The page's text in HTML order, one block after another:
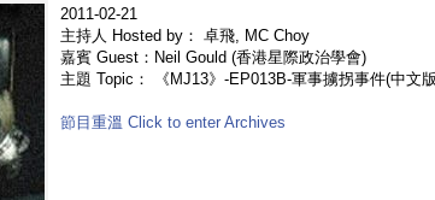
2011-02-21
主持人 Hosted by： 卓飛, MC Choy
嘉賓 Guest：Neil Gould (香港星際政治學會)
主題 Topic： 《MJ13》-EP013B-軍事擄拐事件(中文
節目重溫 Click to enter Archives